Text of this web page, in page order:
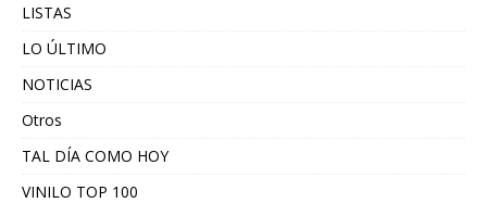
LISTAS
LO ÚLTIMO
NOTICIAS
Otros
TAL DÍA COMO HOY
VINILO TOP 100